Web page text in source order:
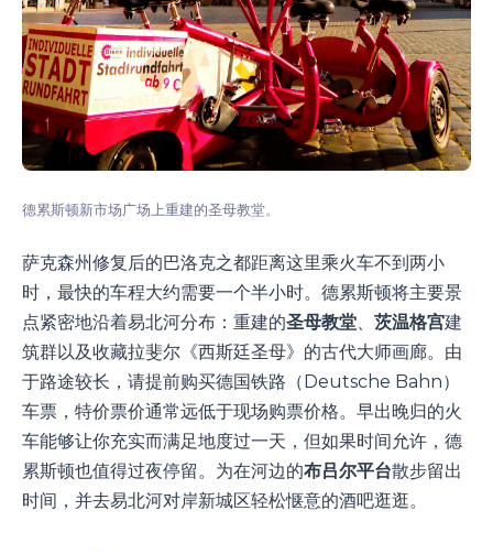
德累斯顿新市场广场上重建的圣母教堂。
萨克森州修复后的巴洛克之都距离这里乘火车不到两小
时，最快的车程大约需要一个半小时。德累斯顿将主要景
点紧密地沿着易北河分布：重建的圣母教堂、 茨温格宫建
筑群以及收藏拉斐尔《西斯廷圣母》的古代大师画廊。由
于路途较长，请提前购买德国铁路（Deutsche Bahn）
车票，特价票价通常远低于现场购票价格。早出晚归的火
车能够让你充实而满足地度过一天，但如果时间允许，德
累斯顿也值得过夜停留。为在河边的布吕尔平台散步留出
时间，并去易北河对岸新城区轻松惬意的酒吧逛逛。